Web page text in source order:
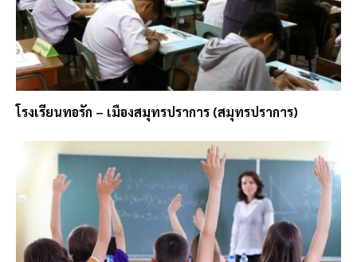
โรงเรียนทอรัก – เมืองสมุทรปราการ (สมุทรปราการ)